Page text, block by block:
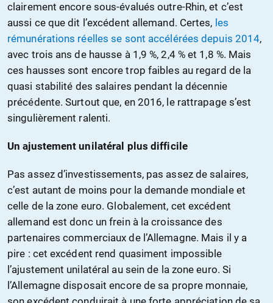
clairement encore sous-évalués outre-Rhin, et c’est
aussi ce que dit l’excédent allemand. Certes, les
rémunérations réelles se sont accélérées depuis 2014,
avec trois ans de hausse à 1,9 %, 2,4 % et 1,8 %. Mais
ces hausses sont encore trop faibles au regard de la
quasi stabilité des salaires pendant la décennie
précédente. Surtout que, en 2016, le rattrapage s’est
singulièrement ralenti.
Un ajustement unilatéral plus difficile
Pas assez d’investissements, pas assez de salaires,
c’est autant de moins pour la demande mondiale et
celle de la zone euro. Globalement, cet excédent
allemand est donc un frein à la croissance des
partenaires commerciaux de l’Allemagne. Mais il y a
pire : cet excédent rend quasiment impossible
l’ajustement unilatéral au sein de la zone euro. Si
l’Allemagne disposait encore de sa propre monnaie,